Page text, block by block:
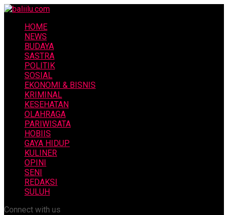
HOME
NEWS
BUDAYA
SASTRA
POLITIK
SOSIAL
EKONOMI & BISNIS
KRIMINAL
KESEHATAN
OLAHRAGA
PARIWISATA
HOBIIS
GAYA HIDUP
KULINER
OPINI
SENI
REDAKSI
SULUH
Connect with us